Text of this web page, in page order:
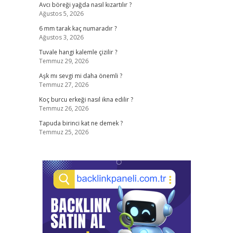
Avcı böreği yağda nasıl kızartılır ?
Ağustos 5, 2026
6 mm tarak kaç numaradır ?
Ağustos 3, 2026
Tuvale hangi kalemle çizilir ?
Temmuz 29, 2026
Aşk mı sevgi mi daha önemli ?
Temmuz 27, 2026
Koç burcu erkeği nasıl ikna edilir ?
Temmuz 26, 2026
Tapuda birinci kat ne demek ?
Temmuz 25, 2026